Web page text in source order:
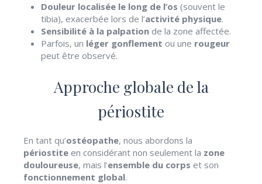
Douleur localisée le long de l’os (souvent le
tibia), exacerbée lors de l’activité physique.
Sensibilité à la palpation de la zone affectée.
Parfois, un léger gonflement ou une rougeur
peut être observé.
Approche globale de la
périostite
En tant qu’ostéopathe, nous abordons la
périostite en considérant non seulement la zone
douloureuse, mais l’ensemble du corps et son
fonctionnement global.